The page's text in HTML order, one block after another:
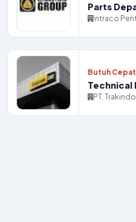
Parts
Intraco
Butuh
Technical
PT.